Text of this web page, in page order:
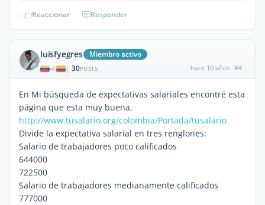
Reaccionar Responder
luisfyegres Miembro activo
| 30POSTS hace 10 años #4
En Mi búsqueda de expectativas salariales encontré esta
página que esta muy buena.
http://www.tusalario.org/colombia/Portada/tusalario
Divide la expectativa salarial en tres renglones:
Salario de trabajadores poco calificados
644000
722500
Salario de trabajadores medianamente calificados
777000